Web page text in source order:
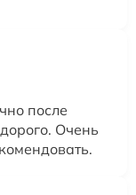
после
Очень